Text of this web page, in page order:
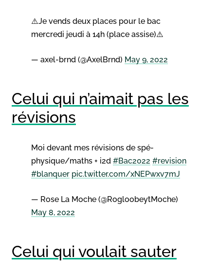
⚠️Je vends deux places pour le bac
mercredi jeudi à 14h (place assise)⚠️
— axel-brnd (@AxelBrnd) May 9, 2022
Celui qui n’aimait pas les
révisions
Moi devant mes révisions de spé-
physique/maths + i2d #Bac2022 #revision
#blanquer pic.twitter.com/xNEPwxv7mJ
— Rose La Moche (@RogloobeytMoche)
May 8, 2022
Celui qui voulait sauter